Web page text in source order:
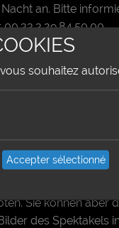
an. Bitte
und
Sicherheitsgründen
Videokameras
Sie können aber
des Spektakels
souhaitez
Accepter sélectionné